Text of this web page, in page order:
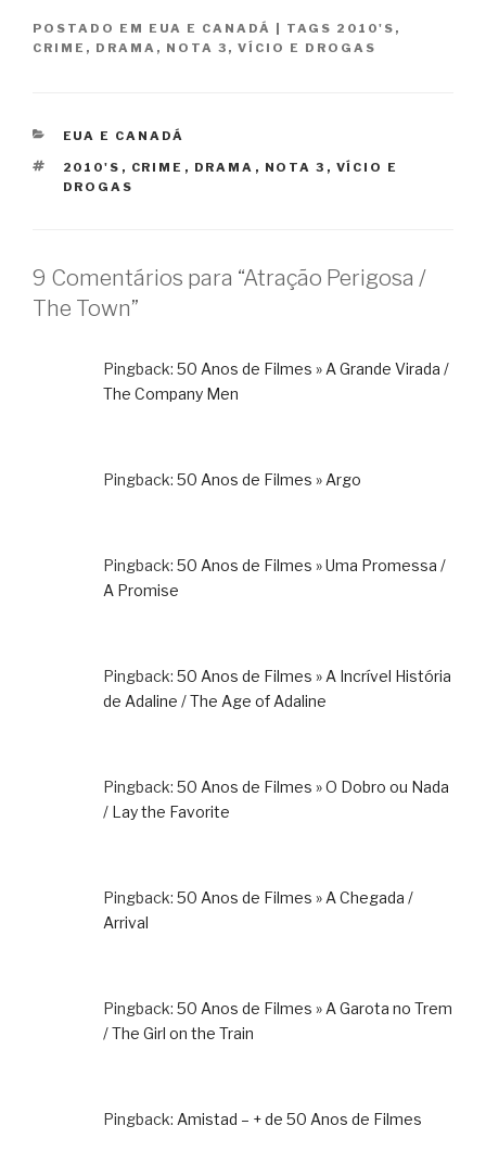
POSTADO EM EUA E CANADÁ | TAGS 2010'S ,
CRIME , DRAMA , NOTA 3 , VÍCIO E DROGAS
CATEGORIAS
EUA E CANADÁ
TAGS
2010'S , CRIME , DRAMA , NOTA 3 , VÍCIO E
DROGAS
9 Comentários para “Atração Perigosa /
The Town”
Pingback: 50 Anos de Filmes » A Grande Virada /
The Company Men
Pingback: 50 Anos de Filmes » Argo
Pingback: 50 Anos de Filmes » Uma Promessa /
A Promise
Pingback: 50 Anos de Filmes » A Incrível História
de Adaline / The Age of Adaline
Pingback: 50 Anos de Filmes » O Dobro ou Nada
/ Lay the Favorite
Pingback: 50 Anos de Filmes » A Chegada /
Arrival
Pingback: 50 Anos de Filmes » A Garota no Trem
/ The Girl on the Train
Pingback: Amistad – + de 50 Anos de Filmes